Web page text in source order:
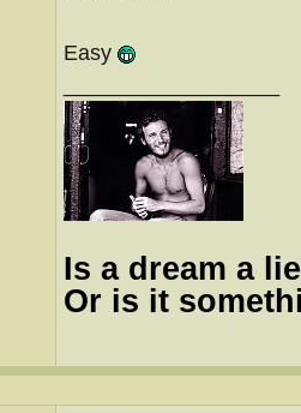
Easy
Is a dream a
Or is it